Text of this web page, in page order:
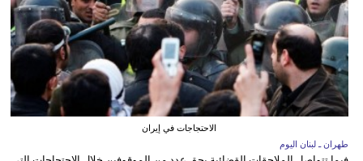
الاحتجاجات في إيران
طهران ـ لبنان اليوم